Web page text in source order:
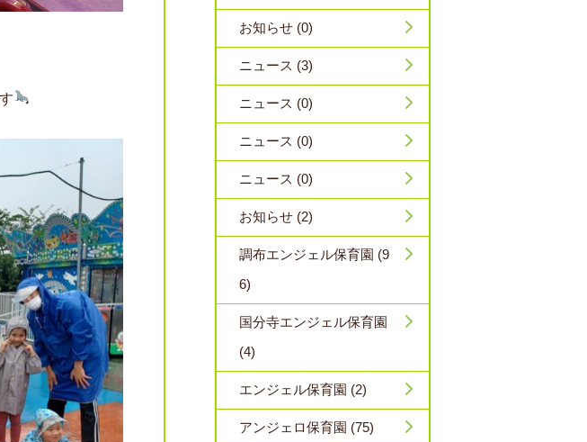
お知らせ (0)
ニュース (3)
ニュース (0)
ニュース (0)
ニュース (0)
お知らせ (2)
調布エンジェル保育園 (9
6)
国分寺エンジェル保育園
(4)
エンジェル保育園 (2)
アンジェロ保育園 (75)